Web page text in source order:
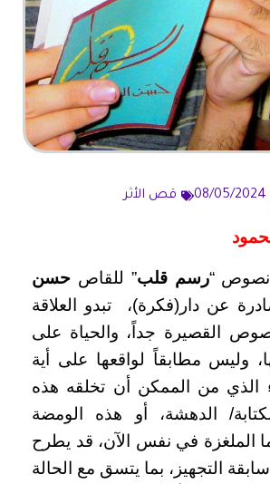
08/05/2024 قص الأثر
“رسم قلب” للقاص حسن
عن دار(فكرة)، تبدو العلاقة
القصيرة جداً، والحياة على
وليس مطابقاً لواقعها على أية
الذي من الممكن أن تخلقه هذه
الدهشة، أو هذه الومضة
الملغزة في نفس الآن، قد يطرح
التجهيز، بما يتسق مع الحالة